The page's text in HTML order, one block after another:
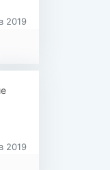
2019
2019